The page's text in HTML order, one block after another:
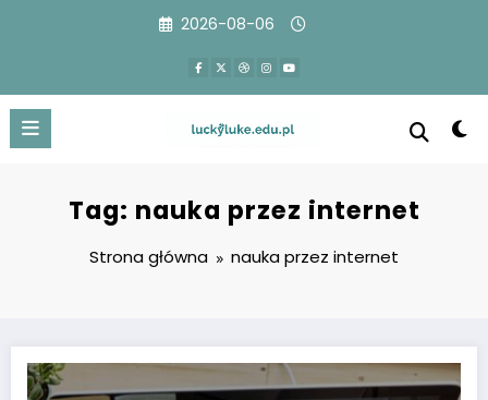
2026-08-06
Tag: nauka przez internet
Strona główna nauka przez internet